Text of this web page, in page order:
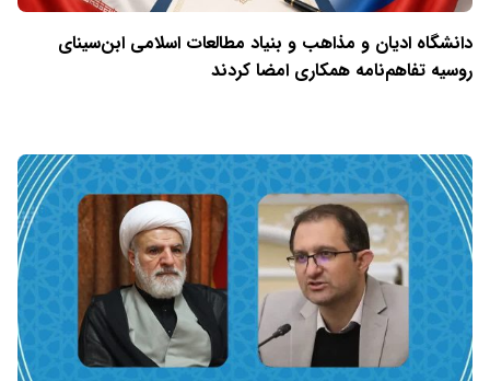
دانشگاه ادیان و مذاهب و بنیاد مطالعات اسلامی ابن‌سینای
روسیه تفاهم‌نامه همکاری امضا کردند